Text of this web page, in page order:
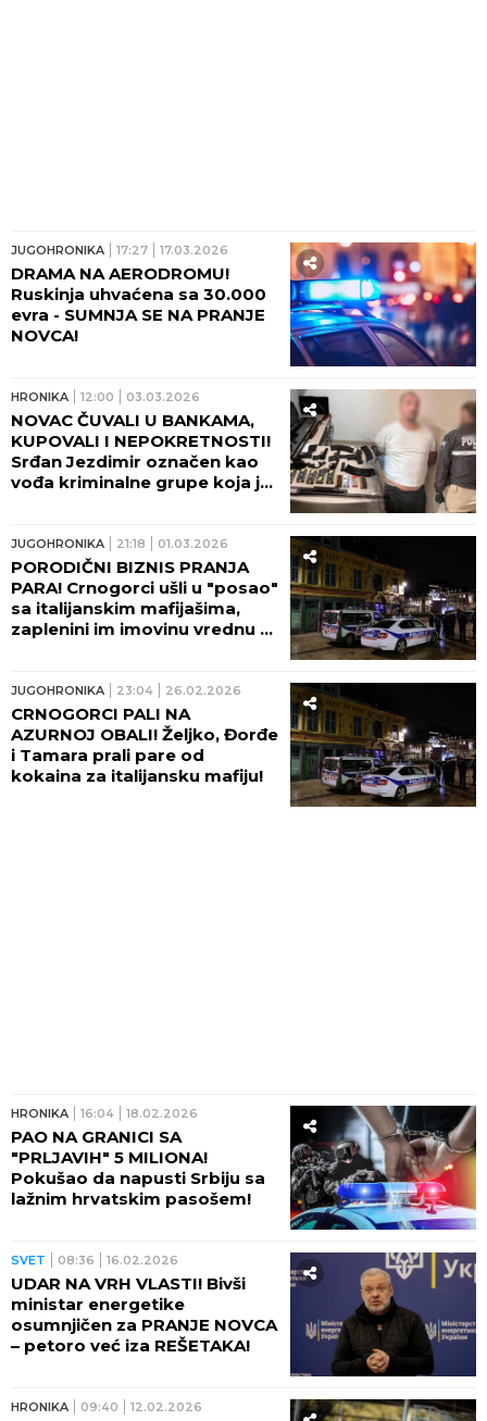
JUGOHRONIKA 17:27 17.03.2026
DRAMA NA AERODROMU!
Ruskinja uhvaćena sa 30.000
evra - SUMNJA SE NA PRANJE
NOVCA!
HRONIKA 12:00 03.03.2026
NOVAC ČUVALI U BANKAMA,
KUPOVALI I NEPOKRETNOSTI!
Srđan Jezdimir označen kao
vođa kriminalne grupe koja je
JUGOHRONIKA 21:18 01.03.2026
PORODIČNI BIZNIS PRANJA
PARA! Crnogorci ušli u "posao"
sa italijanskim mafijašima,
zaplenini im imovinu vrednu 31
ULOGU!
JUGOHRONIKA 23:04 26.02.2026
CRNOGORCI PALI NA
AZURNOJ OBALI! Željko, Đorđe
i Tamara prali pare od
kokaina za italijansku mafiju!
HRONIKA 16:04 18.02.2026
PAO NA GRANICI SA
"PRLJAVIH" 5 MILIONA!
Pokušao da napusti Srbiju sa
lažnim hrvatskim pasošem!
SVET 08:36 16.02.2026
UDAR NA VRH VLASTI! Bivši
ministar energetike
osumnjičen za PRANJE NOVCA
– petoro već iza REŠETAKA!
HRONIKA 09:40 12.02.2026